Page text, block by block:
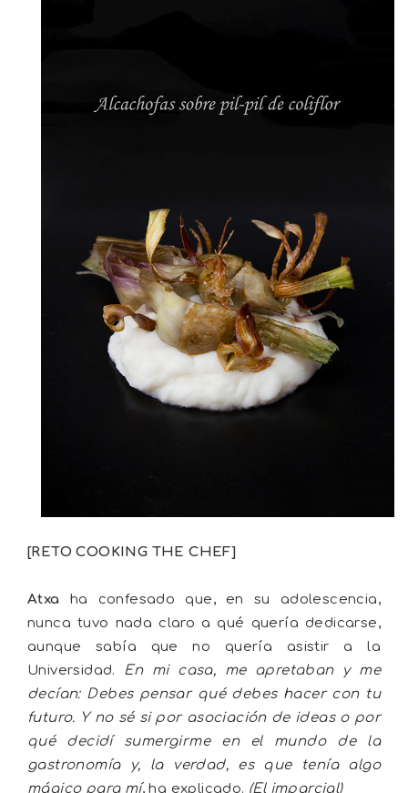
[RETO COOKING THE CHEF]
Atxa ha confesado que, en su adolescencia,
nunca tuvo nada claro a qué quería dedicarse,
aunque sabía que no quería asistir a la
Universidad. En mi casa, me apretaban y me
decían: Debes pensar qué debes hacer con tu
futuro. Y no sé si por asociación de ideas o por
qué decidí sumergirme en el mundo de la
gastronomía y, la verdad, es que tenía algo
mágico para mí, ha explicado. (El imparcial)